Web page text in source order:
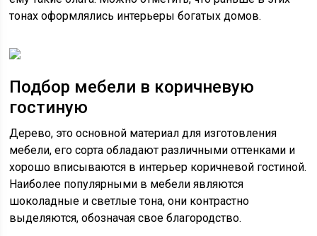
тонах оформлялись интерьеры богатых домов.
Подбор мебели в коричневую
гостиную
Дерево, это основной материал для изготовления
мебели, его сорта обладают различными оттенками и
хорошо вписываются в интерьер коричневой гостиной.
Наиболее популярными в мебели являются
шоколадные и светлые тона, они контрастно
выделяются, обозначая свое благородство.